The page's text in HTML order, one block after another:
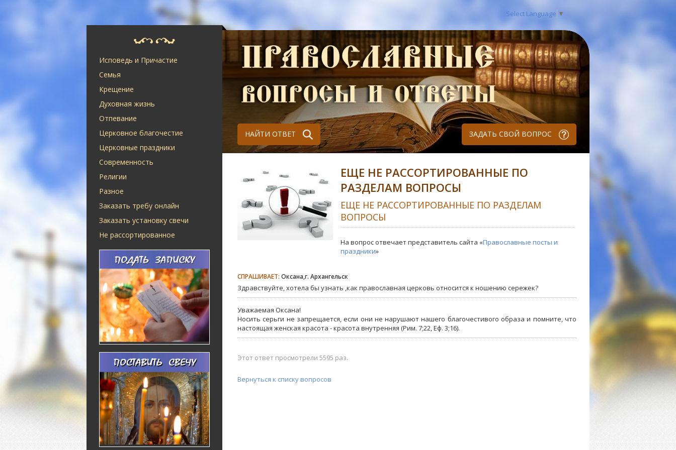
Select Language ▼
Исповедь и Причастие
Семья
Крещение
Духовная жизнь
Отпевание
Церковное благочестие
Церковные праздники
Современность
Религии
Разное
Заказать требу онлайн
Заказать установку свечи
Не рассортированное
НАЙТИ ОТВЕТ ЗАДАТЬ СВОЙ ВОПРОС
ЕЩЕ НЕ РАССОРТИРОВАННЫЕ ПО
РАЗДЕЛАМ ВОПРОСЫ
ЕЩЕ НЕ РАССОРТИРОВАННЫЕ ПО РАЗДЕЛАМ
ВОПРОСЫ
На вопрос отвечает представитель сайта «Православные посты и
праздники»
СПРАШИВАЕТ: Оксана,г. Архангельск
Здравствуйте, хотела бы узнать ,как православная церковь относится к ношению сережек?
Уважаемая Оксана!
Носить серьги не запрещается, если они не нарушают нашего благочестивого образа и помните, что
настоящая женская красота - красота внутренняя (Рим. 7;22, Еф. 3;16).
Этот ответ просмотрели 5595 раз.
Вернуться к списку вопросов